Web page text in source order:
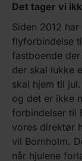
Det tager vi
Siden 2012
flyforbindelse
fastboende
der skal lukke
skal hjem til
og det er ikke
forbindelser til
vores direktør
vil Bornholm.
når hjulene